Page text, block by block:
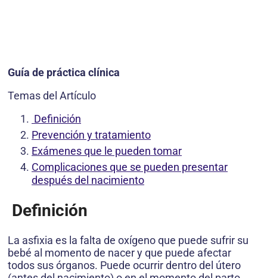
Guía de práctica clínica
Temas del Artículo
Definición
Prevención y tratamiento
Exámenes que le pueden tomar
Complicaciones que se pueden presentar
después del nacimiento
Definición
La asfixia es la falta de oxígeno que puede sufrir su
bebé al momento de nacer y que puede afectar
todos sus ór­ganos. Puede ocurrir dentro del útero